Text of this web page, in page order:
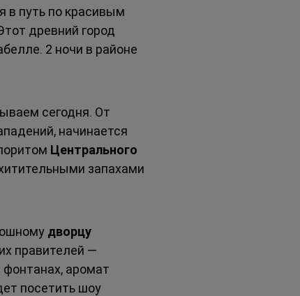
в путь по красивым
древний город
2 ночи в районе
сегодня. От
начинается
Центрального
запахами
дворцу
правителей —
аромат
посетить шоу